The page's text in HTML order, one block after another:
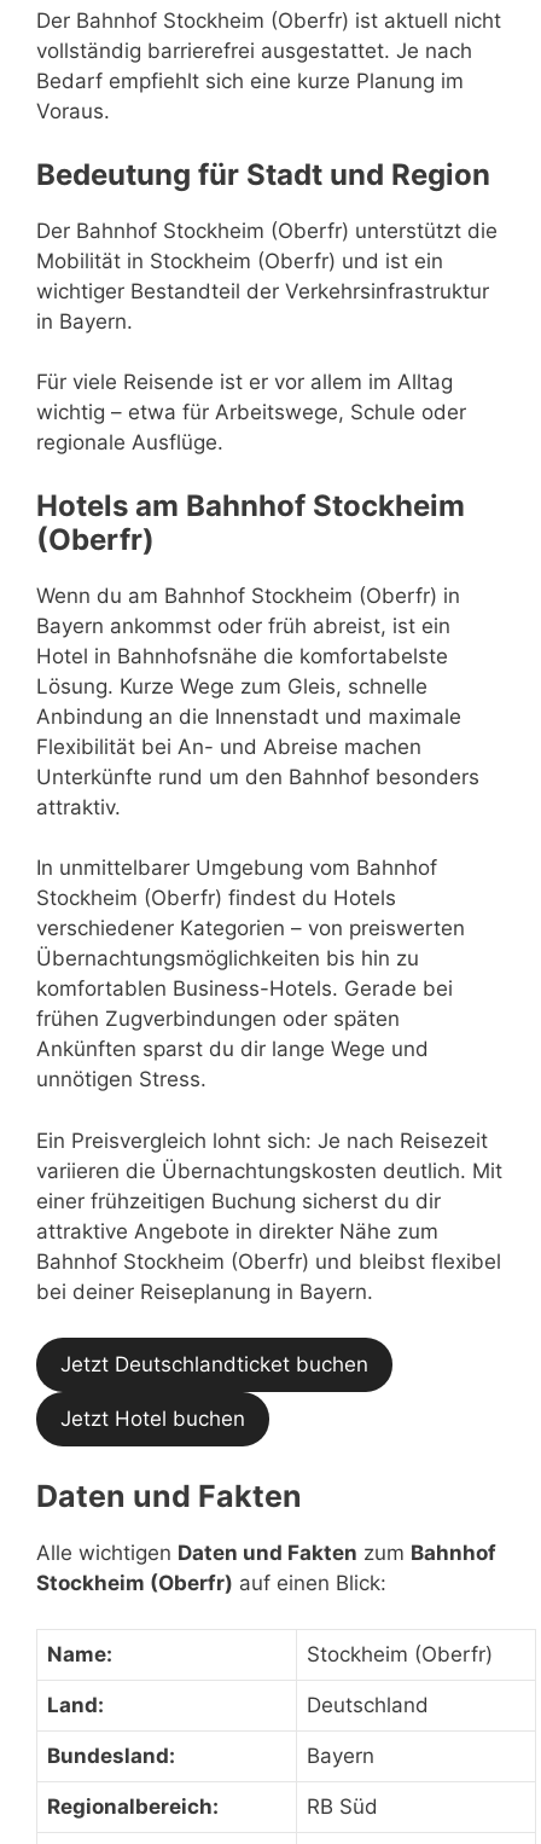
Der Bahnhof Stockheim (Oberfr) ist aktuell nicht
vollständig barrierefrei ausgestattet. Je nach
Bedarf empfiehlt sich eine kurze Planung im
Voraus.
Bedeutung für Stadt und Region
Der Bahnhof Stockheim (Oberfr) unterstützt die
Mobilität in Stockheim (Oberfr) und ist ein
wichtiger Bestandteil der Verkehrsinfrastruktur
in Bayern.
Für viele Reisende ist er vor allem im Alltag
wichtig – etwa für Arbeitswege, Schule oder
regionale Ausflüge.
Hotels am Bahnhof Stockheim
(Oberfr)
Wenn du am Bahnhof Stockheim (Oberfr) in
Bayern ankommst oder früh abreist, ist ein
Hotel in Bahnhofsnähe die komfortabelste
Lösung. Kurze Wege zum Gleis, schnelle
Anbindung an die Innenstadt und maximale
Flexibilität bei An- und Abreise machen
Unterkünfte rund um den Bahnhof besonders
attraktiv.
In unmittelbarer Umgebung vom Bahnhof
Stockheim (Oberfr) findest du Hotels
verschiedener Kategorien – von preiswerten
Übernachtungsmöglichkeiten bis hin zu
komfortablen Business-Hotels. Gerade bei
frühen Zugverbindungen oder späten
Ankünften sparst du dir lange Wege und
unnötigen Stress.
Ein Preisvergleich lohnt sich: Je nach Reisezeit
variieren die Übernachtungskosten deutlich. Mit
einer frühzeitigen Buchung sicherst du dir
attraktive Angebote in direkter Nähe zum
Bahnhof Stockheim (Oberfr) und bleibst flexibel
bei deiner Reiseplanung in Bayern.
Jetzt Deutschlandticket buchen
Jetzt Hotel buchen
Daten und Fakten
Alle wichtigen Daten und Fakten zum Bahnhof
Stockheim (Oberfr) auf einen Blick:
Name: Stockheim (Oberfr)
Land: Deutschland
Bundesland: Bayern
Regionalbereich: RB Süd